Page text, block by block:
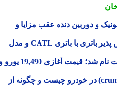
دوربین دنده عقب مزایا و
Arcfox Beta T1 نسخه تعویض پذیر باتری با باتری CATL و مدل
جیلی E2 الکتریکی در اروپا ثبت نام شد؛ قیمت آغازی 19,490 یورو و
منطقه خرد شونده (crumple zone) در خودرو چیست و چگونه از